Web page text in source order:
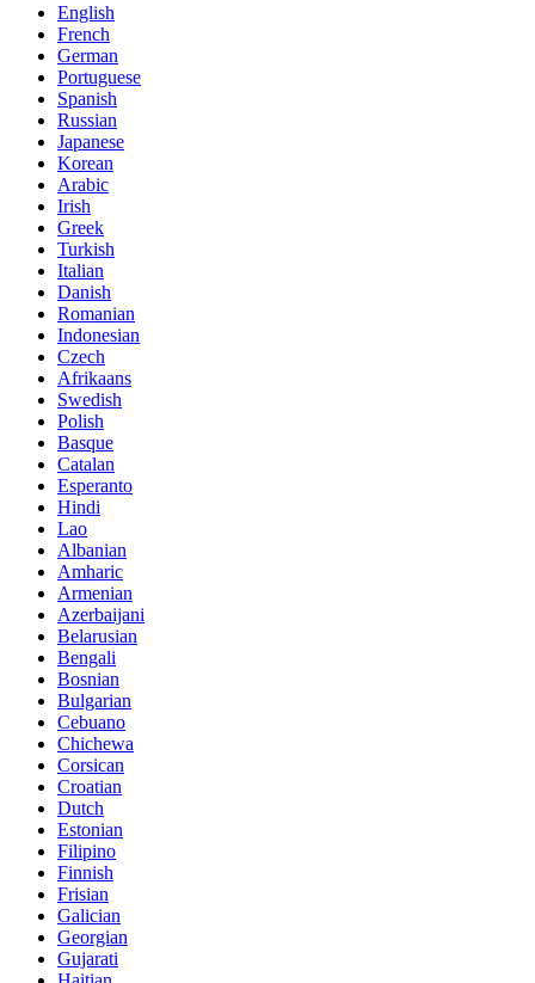
English
French
German
Portuguese
Spanish
Russian
Japanese
Korean
Arabic
Irish
Greek
Turkish
Italian
Danish
Romanian
Indonesian
Czech
Afrikaans
Swedish
Polish
Basque
Catalan
Esperanto
Hindi
Lao
Albanian
Amharic
Armenian
Azerbaijani
Belarusian
Bengali
Bosnian
Bulgarian
Cebuano
Chichewa
Corsican
Croatian
Dutch
Estonian
Filipino
Finnish
Frisian
Galician
Georgian
Gujarati